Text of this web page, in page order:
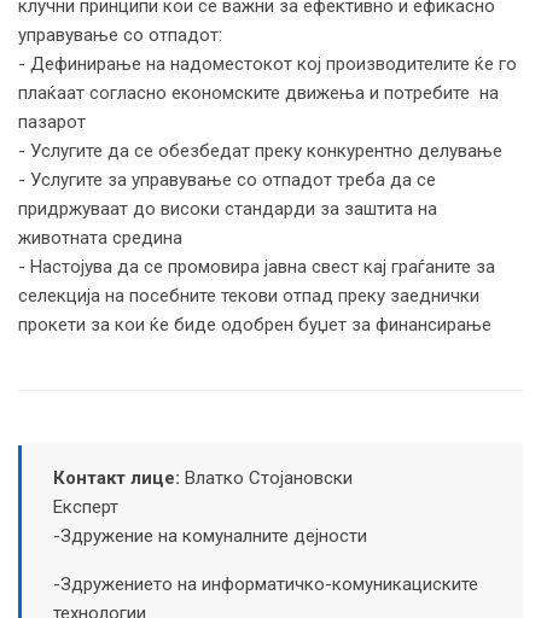
клучни принципи кои се важни за ефективно и ефикасно
управување со отпадот:
- Дефинирање на надоместокот кој производителите ќе го
плаќаат согласно економските движења и потребите на
пазарот
- Услугите да се обезбедат преку конкурентно делување
- Услугите за управување со отпадот треба да се
придржуваат до високи стандарди за заштита на
животната средина
- Настојува да се промовира јавна свест кај граѓаните за
селекција на посебните текови отпад преку заеднички
прокети за кои ќе биде одобрен буџет за финансирање
Контакт лице: Влатко Стојановски
Експерт
-Здружение на комуналните дејности
-Здружението на информатичко-комуникациските
технологии